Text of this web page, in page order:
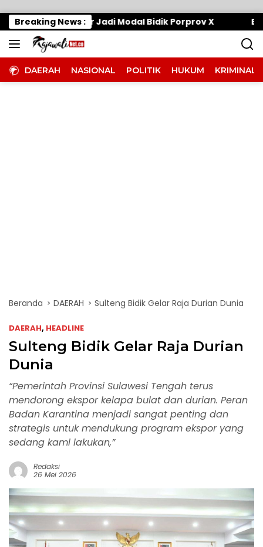
Breaking News :
7 Nomor Jadi Modal Bidik Porprov X
DAERAH NASIONAL POLITIK HUKUM KRIMINAL
Beranda DAERAH Sulteng Bidik Gelar Raja Durian Dunia
DAERAH, HEADLINE
Sulteng Bidik Gelar Raja Durian
Dunia
“Pemerintah Provinsi Sulawesi Tengah terus
mendorong ekspor kelapa bulat dan durian. Peran
Badan Karantina menjadi sangat penting dan
strategis untuk mendukung program ekspor yang
sedang kami lakukan,”
Redaksi
26 Mei 2026